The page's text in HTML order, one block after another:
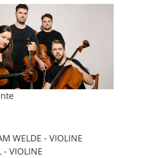
WELDE - VIOLINE
- VIOLINE